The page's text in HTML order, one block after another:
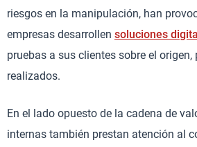
riesgos en la manipulación, han
empresas desarrollen soluciones
pruebas a sus clientes sobre el
realizados.
En el lado opuesto de la cadena de
internas también prestan atención al